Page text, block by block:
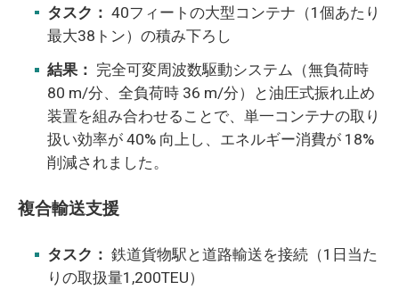
タスク： 40フィートの大型コンテナ（1個あたり
最大38トン）の積み下ろし
結果： 完全可変周波数駆動システム（無負荷時
80 m/分、全負荷時 36 m/分）と油圧式振れ止め
装置を組み合わせることで、単一コンテナの取り
扱い効率が 40% 向上し、エネルギー消費が 18%
削減されました。
複合輸送支援
タスク： 鉄道貨物駅と道路輸送を接続（1日当た
りの取扱量1,200TEU）